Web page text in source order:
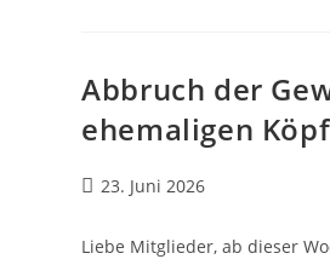
Abbruch der
ehemaligen
Beitrag
23. Juni 2026
Liebe Mitglieder, ab dieser